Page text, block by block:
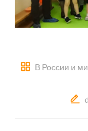
В России и